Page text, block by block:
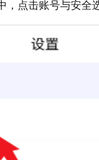
，点击账号与安全